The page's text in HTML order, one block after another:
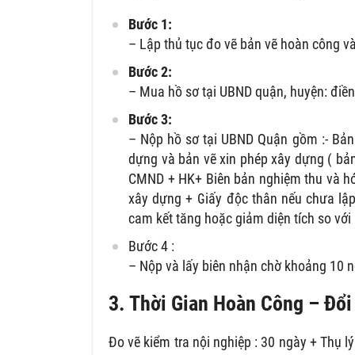
Bước 1:
– Lập thủ tục đo vẽ bản vẽ hoàn công
Bước 2:
– Mua hồ sơ tại UBND quận, huyện:
Bước 3:
– Nộp hồ sơ tại UBND Quận gồm :-
dựng và bản vẽ xin phép xây dựng (
CMND + HK+ Biên bản nghiệm thu và
xây dựng + Giấy độc thân nếu chưa
cam kết tăng hoặc giảm diện tích so với
Bước 4 :
– Nộp và lấy biên nhận chờ khoảng 10
3. Thời Gian Hoàn Công –
Đo vẽ kiểm tra nội nghiệp : 30 ngày + Thụ